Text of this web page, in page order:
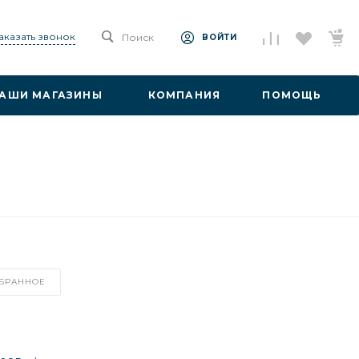
звонок Поиск ВОЙТИ
МАГАЗИНЫ КОМПАНИЯ ПОМОЩЬ